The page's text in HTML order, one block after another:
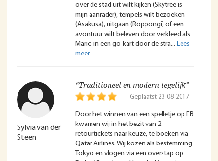
over de stad uit wilt kijken (Skytree is
mijn aanrader), tempels wilt bezoeken
(Asakusa), uitgaan (Roppongi) of een
avontuur wilt beleven door verkleed als
Mario in een go-kart door de stra
Sylvia van der
Steen
“Traditioneel en modern tegelijk”
Geplaatst 23-08-2017
Door het winnen van een spelletje op FB
kwamen wij in het bezit van 2
retourtickets naar keuze, te boeken via
Qatar Airlines. Wij kozen als bestemming
Tokyo en vlogen via een overstap op